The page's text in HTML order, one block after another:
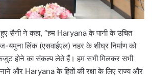
सैनी ने कहा, “हम Haryana के पानी के उचित
यमुना लिंक (एसवाईएल) नहर के शीघ्र निर्माण को
होने का संकल्प लेते हैं। हम सभी मिलकर सभी
और Haryana के हितों की रक्षा के लिए राज्य और